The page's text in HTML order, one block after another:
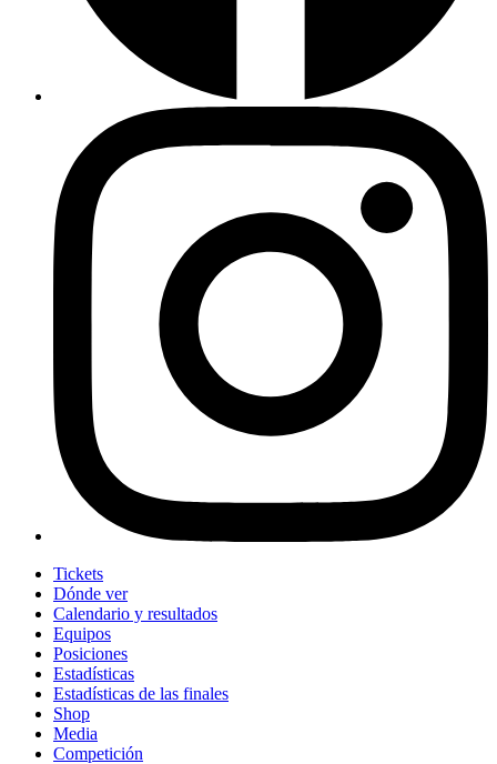
Tickets
Dónde ver
Calendario y resultados
Equipos
Posiciones
Estadísticas
Estadísticas de las finales
Shop
Media
Competición